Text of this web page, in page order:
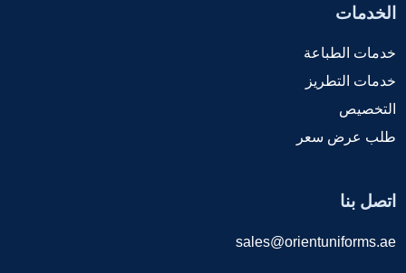
الخدمات
خدمات الطباعة
خدمات التطريز
التخصيص
طلب عرض سعر
اتصل بنا
sales@orientuniforms.ae